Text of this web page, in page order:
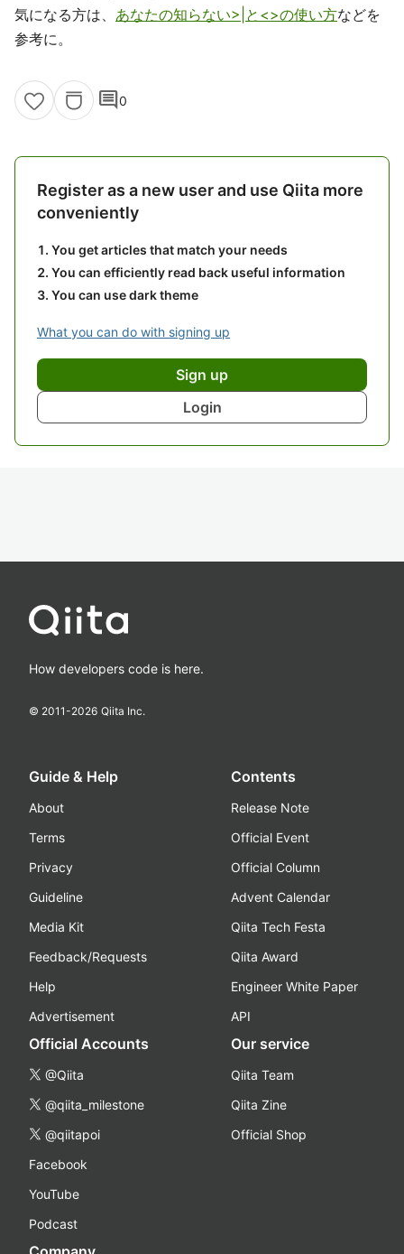
気になる方は、 あなたの知らない>|と<>の使い方などを
参考に。
comment0
Register as a new user and use Qiita more
conveniently
You get articles that match your needs
You can efficiently read back useful information
You can use dark theme
What you can do with signing up
Sign up
Login
How developers code is here.
© 2011-2026 Qiita Inc.
Guide & Help
About
Terms
Privacy
Guideline
Media Kit
Feedback/Requests
Help
Advertisement
Contents
Release Note
Official Event
Official Column
Advent Calendar
Qiita Tech Festa
Qiita Award
Engineer White Paper
API
Official Accounts
@Qiita
@qiita_milestone
@qiitapoi
Facebook
YouTube
Podcast
Our service
Qiita Team
Qiita Zine
Official Shop